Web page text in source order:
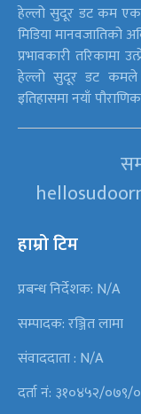
हेल्लो सुदूर डट कम एकल
मिडिया मानवजातिको
प्रभावकारी तरिकामा
हेल्लो सुदूर डट कमले
इतिहासमा नयाँ
हाम्रो टिम
प्रबन्ध निर्देशक: N/A
सम्पादक: रञ्जित लामा
संवाददाता : N/A
दर्ता नं: ३१०४५२/०७९/